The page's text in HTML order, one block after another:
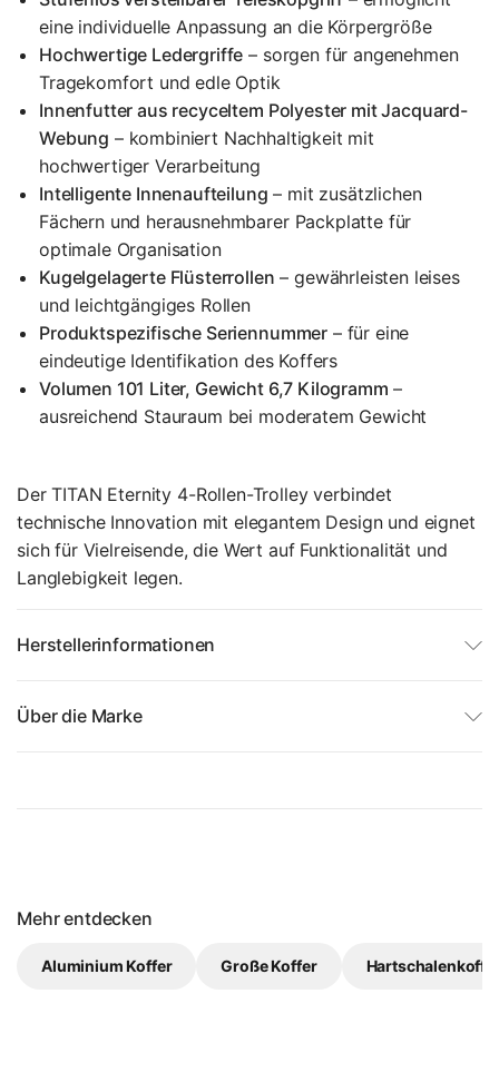
eine individuelle Anpassung an die Körpergröße
Hochwertige Ledergriffe – sorgen für angenehmen
Tragekomfort und edle Optik
Innenfutter aus recyceltem Polyester mit Jacquard-
Webung – kombiniert Nachhaltigkeit mit
hochwertiger Verarbeitung
Intelligente Innenaufteilung – mit zusätzlichen
Fächern und herausnehmbarer Packplatte für
optimale Organisation
Kugelgelagerte Flüsterrollen – gewährleisten leises
und leichtgängiges Rollen
Produktspezifische Seriennummer – für eine
eindeutige Identifikation des Koffers
Volumen 101 Liter, Gewicht 6,7 Kilogramm –
ausreichend Stauraum bei moderatem Gewicht
Der TITAN Eternity 4-Rollen-Trolley verbindet
technische Innovation mit elegantem Design und eignet
sich für Vielreisende, die Wert auf Funktionalität und
Langlebigkeit legen.
Herstellerinformationen
Über die Marke
Mehr entdecken
Aluminium Koffer Große Koffer